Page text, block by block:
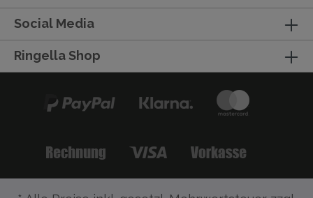
Social Media
Ringella Shop